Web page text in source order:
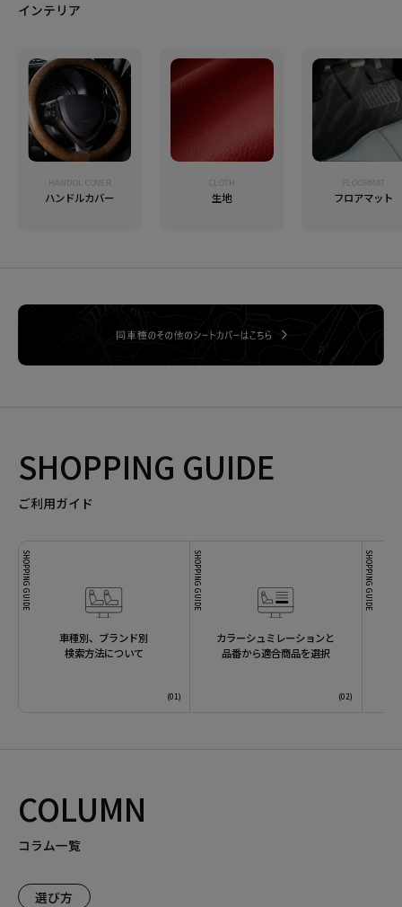
インテリア
HANDOL COVER
ハンドルカバー
CLOTH
生地
FLOORMAT
フロアマット
SHOPPING GUIDE
ご利用ガイド
SHOPPING GUIDE
車種別、ブランド別
検索方法について
SHOPPING GUIDE
カラーシュミレーションと
品番から適合商品を選択
SHOPPING GUIDE
COLUMN
コラム一覧
選び方